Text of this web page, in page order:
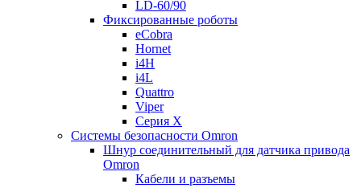
LD-60/90
Фиксированные роботы
eCobra
Hornet
i4H
i4L
Quattro
Viper
Серия X
Системы безопасности Omron
Шнур соединительный для датчика привода
Omron
Кабели и разъемы